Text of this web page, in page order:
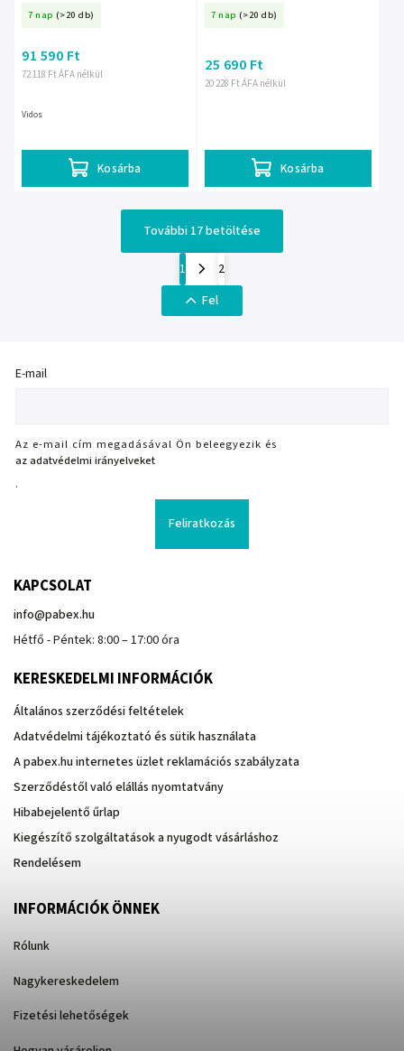
telepítés - Vidos
7 nap (>20 db)
72 118 Ft ÁFA nélkül
91 590 Ft
Kosárba
Vidos
7 nap (>20 db)
20 228 Ft ÁFA nélkül
25 690 Ft
Kosárba
További 17 betöltése
1
2
Fel
E-mail
Az e-mail cím megadásával Ön beleegyezik és
az adatvédelmi irányelveket
.
Feliratkozás
KAPCSOLAT
info@pabex.hu
Hétfő - Péntek: 8:00 – 17:00 óra
KERESKEDELMI INFORMÁCIÓK
Általános szerződési feltételek
Adatvédelmi tájékoztató és sütik használata
A pabex.hu internetes üzlet reklamációs szabályzata
Szerződéstől való elállás nyomtatvány
Hibabejelentő űrlap
Kiegészítő szolgáltatások a nyugodt vásárláshoz
Rendelésem
INFORMÁCIÓK ÖNNEK
Rólunk
Nagykereskedelem
Fizetési lehetőségek